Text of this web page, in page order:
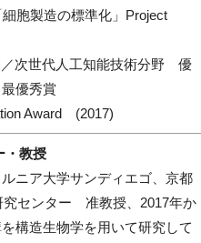
胞製造の標準化」Project
／次世代人工知能技術分野 優
優秀賞
Award (2017)
・教授
ニア大学サンディエゴ、京都
センター 准教授、2017年か
構造生物学を用いて研究して